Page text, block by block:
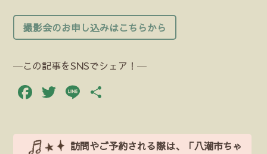
撮影会のお申し込みはこちらから
―この記事をSNSでシェア！―
Facebook
Twitter
Line
訪問やご予約される際は、「八潮市ちゃ